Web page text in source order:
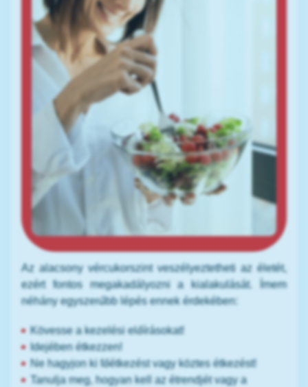
Az alacsony vércukorszint veszélyeztetheti az életét,
ezért fontos megakadályozni a kialakulását. Ímem
néhány egyszerűbb lépés ennek érdekében:
Kövesse a kezelési előírásokat!
Idejében étkezzen!
Ne hagyjon ki főétkezést vagy köztes étkezést!
Tanulja meg, hogyan kell az étrendjét vagy a